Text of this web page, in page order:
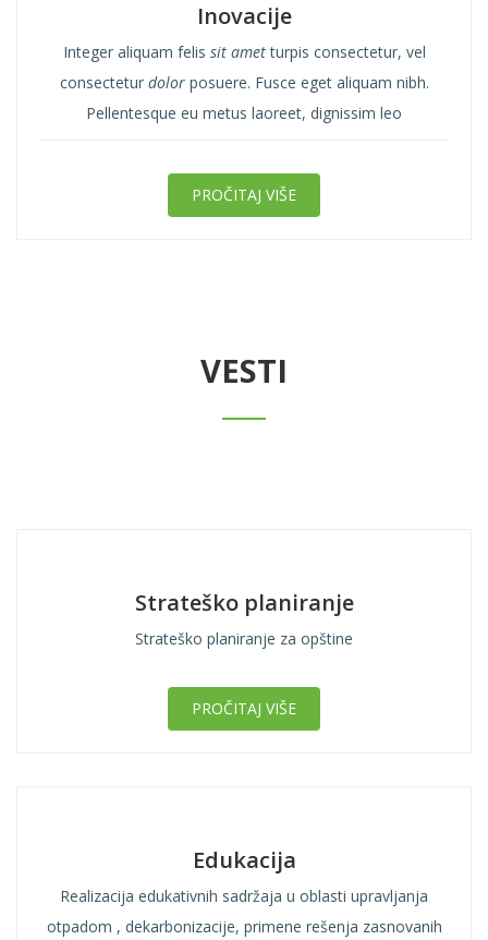
Inovacije
Integer aliquam felis sit ametturpis consectetur, vel
consectetur dolorposuere. Fusce eget aliquam nibh.
Pellentesque eu metus laoreet, dignissim leo
PROČITAJ VIŠE
VESTI
Strateško planiranje
Strateško planiranje za opštine
PROČITAJ VIŠE
Edukacija
Realizacija edukativnih sadržaja u oblasti upravljanja
otpadom , dekarbonizacije, primene rešenja zasnovanih